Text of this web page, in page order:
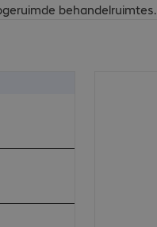
behandelruimtes.